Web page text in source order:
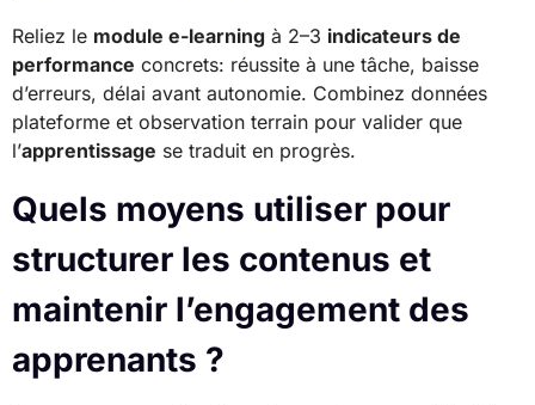
Reliez le module e-learning à 2–3 indicateurs de
performance concrets: réussite à une tâche, baisse
d’erreurs, délai avant autonomie. Combinez données
plateforme et observation terrain pour valider que
l’apprentissage se traduit en progrès.
Quels moyens utiliser pour
structurer les contenus et
maintenir l’engagement des
apprenants ?